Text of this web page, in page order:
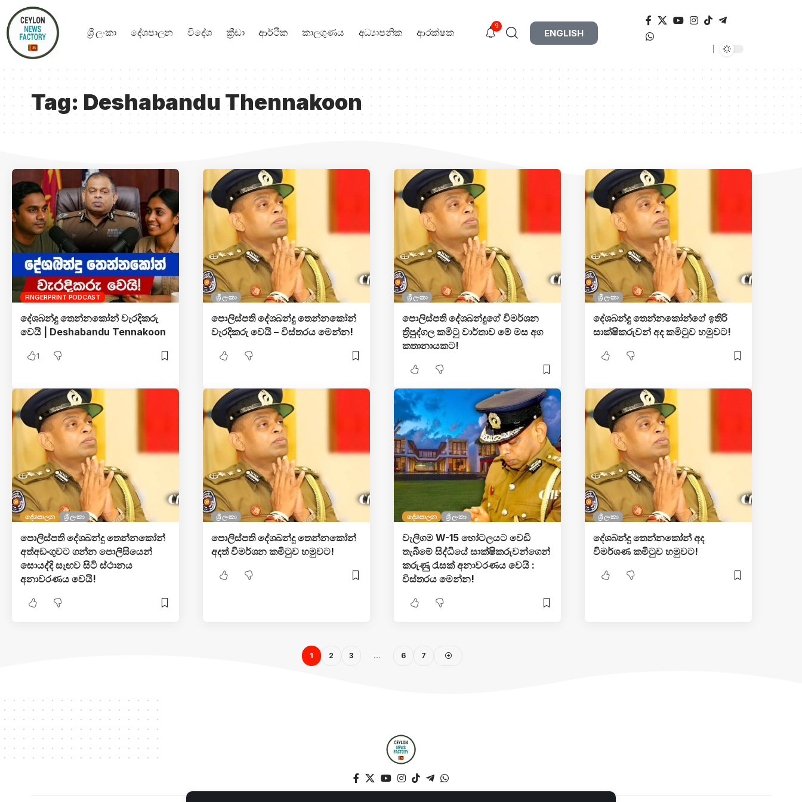
ශ්‍රී ලංකා දේශපාලන විදේශ ක්‍රීඩා ආර්ථික කාලගුණය අධ්‍යාපනික ආරක්ෂක
9
ENGLISH
Tag: Deshabandu Thennakoon
FINGERPRINT PODCAST
දේශබන්දු තෙන්නකෝන් වැරදිකරු
වෙයි | Deshabandu Tennakoon
1
ශ්‍රී ලංකා
පොලිස්පති දේශබන්දු තෙන්නකෝන්
වැරදිකරු වෙයි – විස්තරය මෙන්න!
ශ්‍රී ලංකා
පොලිස්පති දේශබන්දු​ගේ විමර්ශන
ත්‍රිපුද්ගල කමිටු වාර්තාව මේ මස අග
කතානායකට!
ශ්‍රී ලංකා
දේශබන්දු තෙන්නකෝන්ගේ ඉතිරි
සාක්ෂිකරුවන් අද කමිටුව හමුවට!
දේශපාලන ශ්‍රී ලංකා
පොලිස්පති දේශබන්දු තෙන්නකෝන්
අත්අඩංගුවට ගන්න පොලිසියෙන්
සොයද්දි සැඟව සිටි ස්ථානය
අනාවරණය වෙයි!
ශ්‍රී ලංකා
පොලිස්පති දේශබන්දු තෙන්නකෝන්
අදත් විමර්ශන කමිටුව හමුවට!
දේශපාලන ශ්‍රී ලංකා
වැලිගම W-15 හෝටලයට වෙඩි
තැබීමේ සිද්ධියේ සාක්ෂිකරුවන්ගෙන්
කරුණු රැසක් අනාවරණය වෙයි :
විස්තරය මෙන්න!
ශ්‍රී ලංකා
දේශබන්දු තෙන්නකෝන් අද
විමර්ශණ කමිටුව හමුවට!
1 2 3 … 6 7